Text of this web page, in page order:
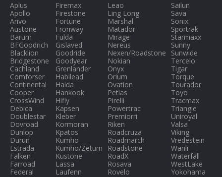
Aplus
Apollo
Arivo
Austone
Barum
BFGoodrich
Blacklion
Bridgestone
Cachland
Comforser
Continental
Cooper
CrossWind
Debica
Doublestar
Dovroad
Dunlop
Durun
Estrada
Falken
Farroad
Federal
Firemax
Firestone
Fortune
Fronway
Fulda
Gislaved
Goodride
Goodyear
Grenlander
Habilead
Haida
Hankook
Hifly
Kapsen
Kleber
Kormoran
Kpatos
Kumho
Kumho/Zetum
Kustone
Lassa
Laufenn
Leao
Ling Long
Marshal
Matador
Mirage
Nereus
Nexen/Roadstone
Nokian
Onyx
Orium
Ovation
Petlas
Pirelli
Powertrac
Premiorri
Riken
Roadcruza
Roadmarch
Roadstone
RoadX
Rosava
Rovelo
Sailun
Sava
Sonix
Sportrak
Starmaxx
Sunny
Sunwide
Tercelo
Tigar
Torque
Tourador
Toyo
Tracmax
Triangle
Uniroyal
Valsa
Viking
Vredestein
Wanli
Waterfall
WestLake
Yokohama